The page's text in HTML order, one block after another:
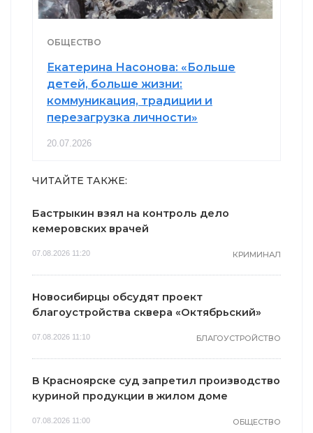
ОБЩЕСТВО
Екатерина Насонова: «Больше
детей, больше жизни:
коммуникация, традиции и
перезагрузка личности»
20.07.2026
ЧИТАЙТЕ ТАКЖЕ:
Бастрыкин взял на контроль дело
кемеровских врачей
07.08.2026 11:20 КРИМИНАЛ
Новосибирцы обсудят проект
благоустройства сквера «Октябрьский»
07.08.2026 11:10 БЛАГОУСТРОЙСТВО
В Красноярске суд запретил производство
куриной продукции в жилом доме
07.08.2026 11:00 ОБЩЕСТВО